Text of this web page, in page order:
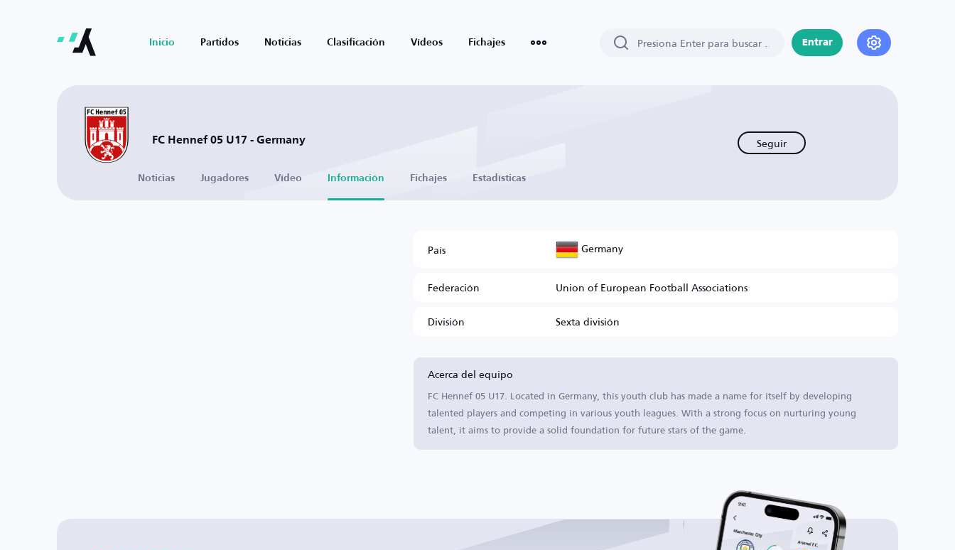
Inicio Partidos Noticias Clasificación Vídeos Fichajes Entrar
FC Hennef 05 U17 - Germany Seguir
Noticias Jugadores Vídeo Información Fichajes Estadísticas
País Germany
Federación
Union of European Football Associations
División
Sexta división
Acerca del equipo
FC Hennef 05 U17. Located in Germany, this youth club has made a name for itself by developing
talented players and competing in various youth leagues. With a strong focus on nurturing young
talent, it aims to provide a solid foundation for future stars of the game.